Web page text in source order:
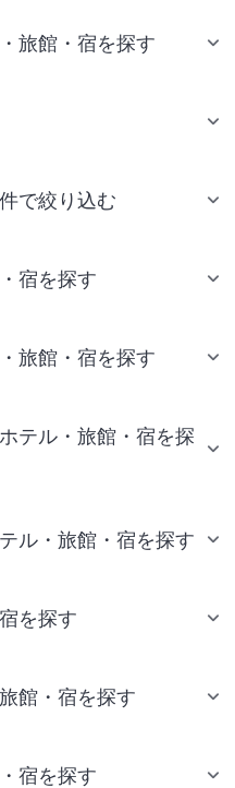
旅館・宿を探す
で絞り込む
宿を探す
旅館・宿を探す
テル・旅館・宿を探
ル・旅館・宿を探す
を探す
館・宿を探す
宿を探す